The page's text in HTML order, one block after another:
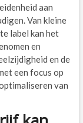
aan
Van kleine
label kan het
en
en de
een focus op
van